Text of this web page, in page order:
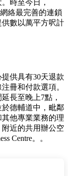
時至今日，
絡最完善的連鎖
數以萬平方呎計
供具有30天退款
冊和付款選項。
長至晚上7點，
德輔道中，毗鄰
他專業業務的理
近的共用辦公空
Centre。。